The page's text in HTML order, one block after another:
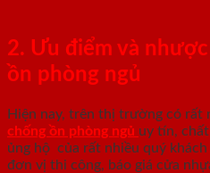
2. Ưu điểm và
ồn phòng ngủ
Hiện nay, trên thị trường có rất
chống ồn phòng ngủ uy tín,
ủng hộ của rất nhiều quý khách
đơn vị thi công, báo giá cửa